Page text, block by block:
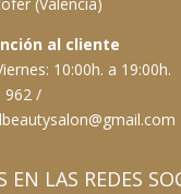
al cliente
10:00h. a 19:00h.
962 /
EN LAS REDES